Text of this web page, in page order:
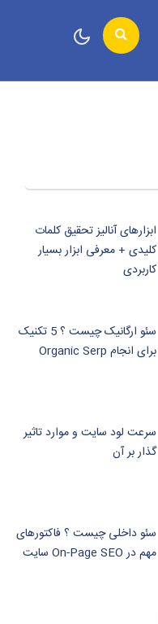
ابزارهای آنالیز تحقیق کلمات
کلیدی + معرفی ابزار بسیار
کاربردی
سئو ارگانیک چیست ؟ 5 تکنیک
برای انجام Organic Serp
سرعت لود سایت و موارد تاثیر
گذار بر آن
سئو داخلی چیست ؟ فاکتورهای
مهم در On-Page SEO سایت